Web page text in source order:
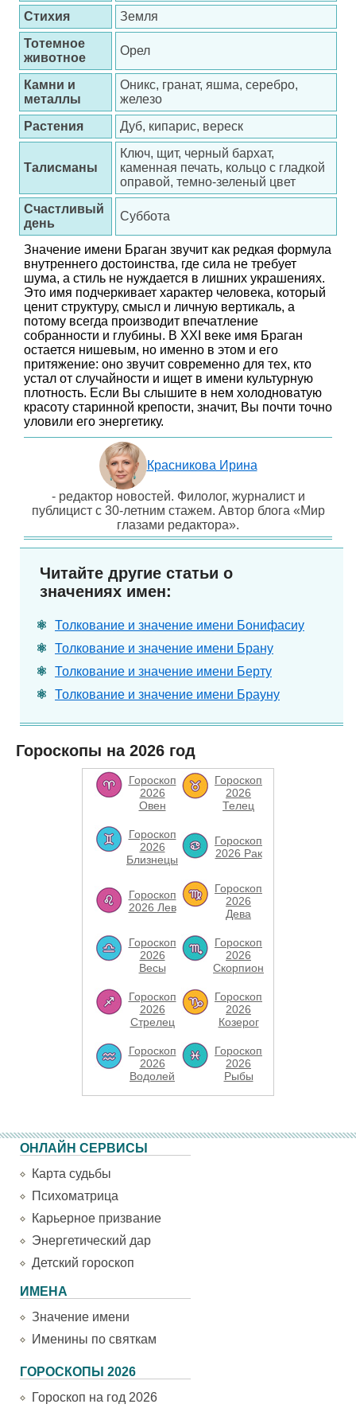
Стихия
Земля
Тотемное
животное
Орел
Камни и
металлы
Оникс, гранат, яшма, серебро,
железо
Растения
Дуб, кипарис, вереск
Талисманы
Ключ, щит, черный бархат,
каменная печать, кольцо с гладкой
оправой, темно-зеленый цвет
Счастливый
день
Суббота
Значение имени Браган звучит как редкая формула
внутреннего достоинства, где сила не требует
шума, а стиль не нуждается в лишних украшениях.
Это имя подчеркивает характер человека, который
ценит структуру, смысл и личную вертикаль, а
потому всегда производит впечатление
собранности и глубины. В XXI веке имя Браган
остается нишевым, но именно в этом и его
притяжение: оно звучит современно для тех, кто
устал от случайности и ищет в имени культурную
плотность. Если Вы слышите в нем холодноватую
красоту старинной крепости, значит, Вы почти точно
уловили его энергетику.
Красникова Ирина
- редактор новостей. Филолог, журналист и
публицист с 30-летним стажем. Автор блога «Мир
глазами редактора».
Читайте другие статьи о
значениях имен:
Толкование и значение имени Бонифасиу
Толкование и значение имени Брану
Толкование и значение имени Берту
Толкование и значение имени Брауну
Гороскопы на 2026 год
Гороскоп
2026
Овен
Гороскоп
2026
Телец
Гороскоп
2026
Близнецы
Гороскоп
2026 Рак
Гороскоп
2026 Лев
Гороскоп
2026
Дева
Гороскоп
2026
Весы
Гороскоп
2026
Скорпион
Гороскоп
2026
Стрелец
Гороскоп
2026
Козерог
Гороскоп
2026
Водолей
Гороскоп
2026
Рыбы
ОНЛАЙН СЕРВИСЫ
Карта судьбы
Психоматрица
Карьерное призвание
Энергетический дар
Детский гороскоп
ИМЕНА
Значение имени
Именины по святкам
ГОРОСКОПЫ 2026
Гороскоп на год 2026